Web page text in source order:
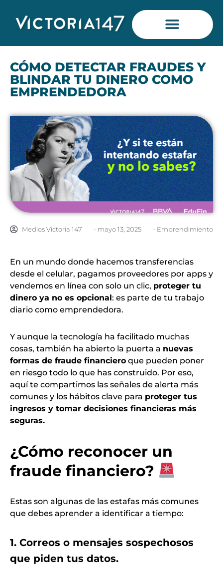
Saltar
CÓMO DETECTAR FRAUDES Y
BLINDAR TU DINERO COMO
EMPRENDEDORA
Medios Victoria 147 - mayo 13, 2025 - Emprendimiento
En un mundo donde hacemos transferencias
desde el celular, pagamos proveedores por apps y
vendemos en línea con solo un clic, proteger tu
dinero ya no es opcional: es parte de tu trabajo
diario como emprendedora.
Y aunque la tecnología ha facilitado muchas
cosas, también ha abierto la puerta a nuevas
formas de fraude financiero que pueden poner
en riesgo todo lo que has construido. Por eso,
aquí te compartimos las señales de alerta más
comunes y los hábitos clave para proteger tus
ingresos y tomar decisiones financieras más
seguras.
¿Cómo reconocer un
fraude financiero?
Estas son algunas de las estafas más comunes
que debes aprender a identificar a tiempo:
1. Correos o mensajes sospechosos
que piden tus datos.